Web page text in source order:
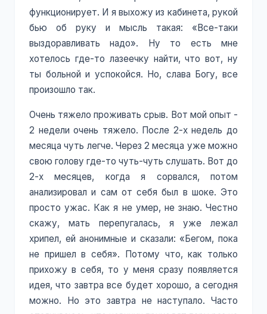
функционирует. И я выхожу из кабинета, рукой
бью об руку и мысль такая: «Все-таки
выздоравливать надо». Ну то есть мне
хотелось где-то лазеечку найти, что вот, ну
ты больной и успокойся. Но, слава Богу, все
произошло так.
Очень тяжело проживать срыв. Вот мой опыт -
2 недели очень тяжело. После 2-х недель до
месяца чуть легче. Через 2 месяца уже можно
свою голову где-то чуть-чуть слушать. Вот до
2-х месяцев, когда я сорвался, потом
анализировал и сам от себя был в шоке. Это
просто ужас. Как я не умер, не знаю. Честно
скажу, мать перепугалась, я уже лежал
хрипел, ей анонимные и сказали: «Бегом, пока
не пришел в себя». Потому что, как только
прихожу в себя, то у меня сразу появляется
идея, что завтра все будет хорошо, а сегодня
можно. Но это завтра не наступало. Часто